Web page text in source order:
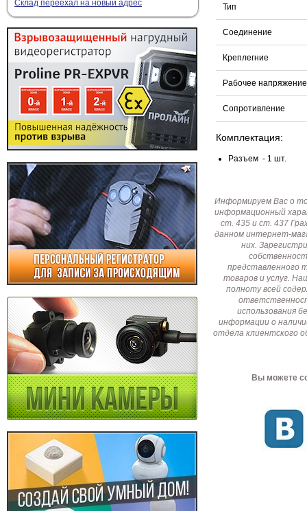
Склад переехал на новый адрес Тип
Соединение
Креплегние
Рабочее напряжение
Сопротивление
Комплектация:
Разъем - 1 шт.
Информируем Вас о
информационный
ст. 435 и ст. 437
данном интернет-
них.
представленного
товаров и услуг.
полноту всей
использования
информации о
отдела клиентского
Вы можете